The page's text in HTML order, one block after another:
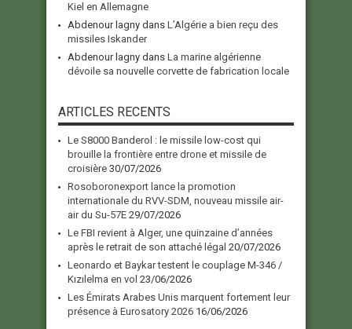
Kiel en Allemagne
Abdenour lagny dans L’Algérie a bien reçu des
missiles Iskander
Abdenour lagny dans La marine algérienne
dévoile sa nouvelle corvette de fabrication locale
ARTICLES RECENTS
Le S8000 Banderol : le missile low-cost qui
brouille la frontière entre drone et missile de
croisière 30/07/2026
Rosoboronexport lance la promotion
internationale du RVV-SDM, nouveau missile air-
air du Su-57E 29/07/2026
Le FBI revient à Alger, une quinzaine d’années
après le retrait de son attaché légal 20/07/2026
Leonardo et Baykar testent le couplage M-346 /
Kızılelma en vol 23/06/2026
Les Émirats Arabes Unis marquent fortement leur
présence à Eurosatory 2026 16/06/2026